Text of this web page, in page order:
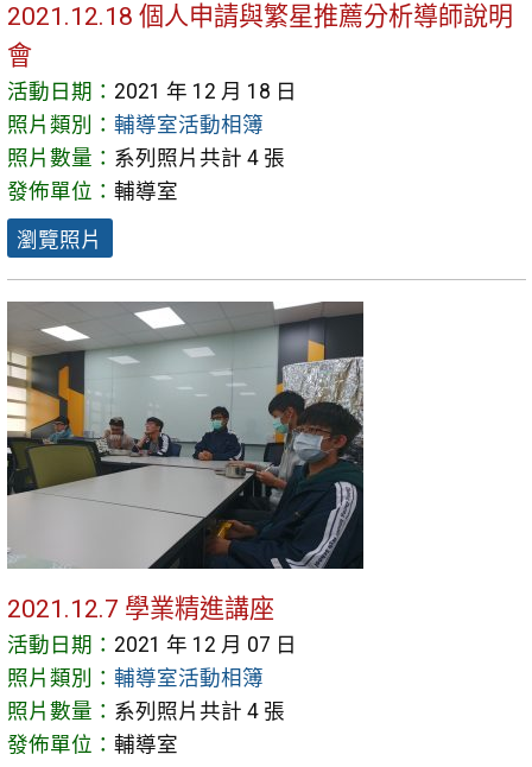
2021.12.18 個人申請與繁星推薦分析導師說明
會
活動日期： 2021 年 12 月 18 日
照片類別： 輔導室活動相簿
照片數量： 系列照片共計 4 張
發佈單位： 輔導室
瀏覽照片
2021.12.7 學業精進講座
活動日期： 2021 年 12 月 07 日
照片類別： 輔導室活動相簿
照片數量： 系列照片共計 4 張
發佈單位： 輔導室